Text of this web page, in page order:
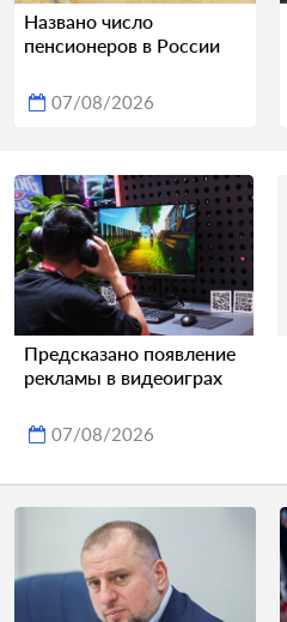
Названо число
пенсионеров в России
07/08/2026
Предсказано появление
рекламы в видеоиграх
07/08/2026